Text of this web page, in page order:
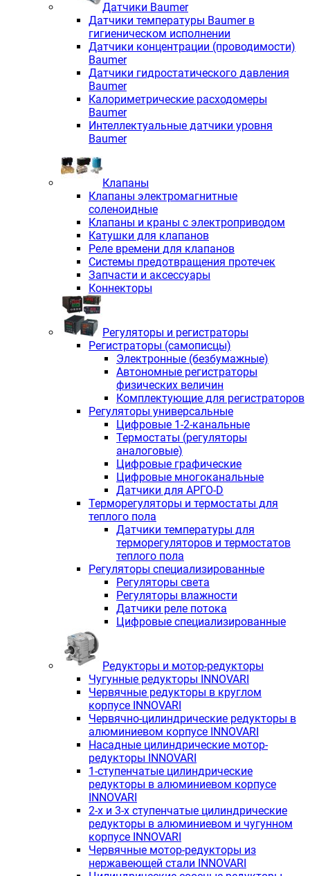
Датчики Baumer
Датчики температуры Baumer в
гигиеническом исполнении
Датчики концентрации (проводимости)
Baumer
Датчики гидростатического давления
Baumer
Калориметрические расходомеры
Baumer
Интеллектуальные датчики уровня
Baumer
Клапаны
Клапаны электромагнитные
соленоидные
Клапаны и краны с электроприводом
Катушки для клапанов
Реле времени для клапанов
Системы предотвращения протечек
Запчасти и аксессуары
Коннекторы
Регуляторы и регистраторы
Регистраторы (самописцы)
Электронные (безбумажные)
Автономные регистраторы
физических величин
Комплектующие для регистраторов
Регуляторы универсальные
Цифровые 1-2-канальные
Термостаты (регуляторы
аналоговые)
Цифровые графические
Цифровые многоканальные
Датчики для АРГО-D
Терморегуляторы и термостаты для
теплого пола
Датчики температуры для
терморегуляторов и термостатов
теплого пола
Регуляторы специализированные
Регуляторы света
Регуляторы влажности
Датчики реле потока
Цифровые специализированные
Редукторы и мотор-редукторы
Чугунные редукторы INNOVARI
Червячные редукторы в круглом
корпусе INNOVARI
Червячно-цилиндрические редукторы в
алюминиевом корпусе INNOVARI
Насадные цилиндрические мотор-
редукторы INNOVARI
1-ступенчатые цилиндрические
редукторы в алюминиевом корпусе
INNOVARI
2-х и 3-х ступенчатые цилиндрические
редукторы в алюминиевом и чугунном
корпусе INNOVARI
Червячные мотор-редукторы из
нержавеющей стали INNOVARI